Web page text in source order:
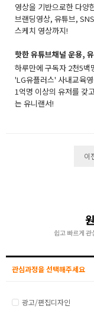
영상을 기반으로한 다양
브랜딩영상, 유튜브,
스케치 영상까지!
핫한 유튜브채널 운용,
하루만에 구독자 2천5백
'LG유플러스' 사내교육
1억명 이상의 유저를 갖
는 유니랜서!
이
쉽고 빠르게 관
관심과정을 선택해주세요
광고/편집디자인